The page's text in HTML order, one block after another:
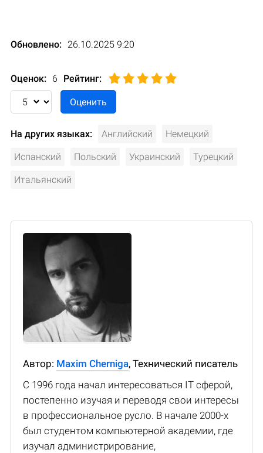
Обновлено: 26.10.2025 9:20
Оценок: 6 Рейтинг:
На других языках: Английский Немецкий
Испанский Польский Украинский Турецкий
Итальянский
Автор: Maxim Cherniga, Технический писатель
С 1996 года начал интересоваться IT сферой,
постепенно изучая и переводя свои интересы
в профессиональное русло. В начале 2000-х
был студентом компьютерной академии, где
изучал администрирование,